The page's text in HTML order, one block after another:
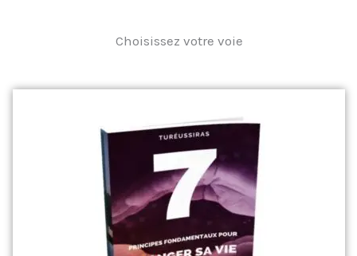
Choisissez votre voie